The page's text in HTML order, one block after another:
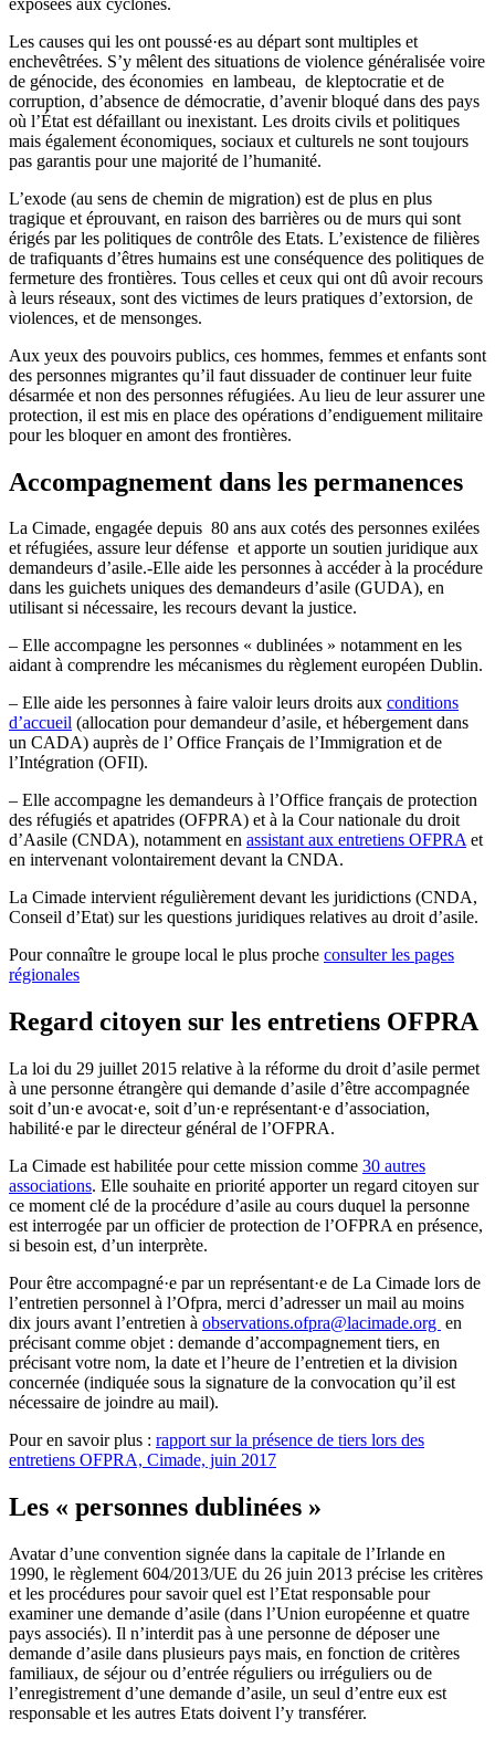
Les causes qui les ont poussé·es au départ sont multiples et
enchevêtrées. S’y mêlent des situations de violence généralisée voire
de génocide, des économies en lambeau, de kleptocratie et de
corruption, d’absence de démocratie, d’avenir bloqué dans des pays
où l’État est défaillant ou inexistant. Les droits civils et politiques
mais également économiques, sociaux et culturels ne sont toujours
pas garantis pour une majorité de l’humanité.
L’exode (au sens de chemin de migration) est de plus en plus
tragique et éprouvant, en raison des barrières ou de murs qui sont
érigés par les politiques de contrôle des Etats. L’existence de filières
de trafiquants d’êtres humains est une conséquence des politiques de
fermeture des frontières. Tous celles et ceux qui ont dû avoir recours
à leurs réseaux, sont des victimes de leurs pratiques d’extorsion, de
violences, et de mensonges.
Aux yeux des pouvoirs publics, ces hommes, femmes et enfants sont
des personnes migrantes qu’il faut dissuader de continuer leur fuite
désarmée et non des personnes réfugiées. Au lieu de leur assurer une
protection, il est mis en place des opérations d’endiguement militaire
pour les bloquer en amont des frontières.
Accompagnement dans les permanences
La Cimade, engagée depuis 80 ans aux cotés des personnes exilées
et réfugiées, assure leur défense et apporte un soutien juridique aux
demandeurs d’asile.-Elle aide les personnes à accéder à la procédure
dans les guichets uniques des demandeurs d’asile (GUDA), en
utilisant si nécessaire, les recours devant la justice.
– Elle accompagne les personnes « dublinées » notamment en les
aidant à comprendre les mécanismes du règlement européen Dublin.
– Elle aide les personnes à faire valoir leurs droits aux conditions
d’accueil (allocation pour demandeur d’asile, et hébergement dans
un CADA) auprès de l’ Office Français de l’Immigration et de
l’Intégration (OFII).
– Elle accompagne les demandeurs à l’Office français de protection
des réfugiés et apatrides (OFPRA) et à la Cour nationale du droit
d’Aasile (CNDA), notamment en assistant aux entretiens OFPRAet
en intervenant volontairement devant la CNDA.
La Cimade intervient régulièrement devant les juridictions (CNDA,
Conseil d’Etat) sur les questions juridiques relatives au droit d’asile.
Pour connaître le groupe local le plus proche consulter les pages
régionales
Regard citoyen sur les entretiens OFPRA
La loi du 29 juillet 2015 relative à la réforme du droit d’asile permet
à une personne étrangère qui demande d’asile d’être accompagnée
soit d’un·e avocat·e, soit d’un·e représentant·e d’association,
habilité·e par le directeur général de l’OFPRA.
La Cimade est habilitée pour cette mission comme 30 autres
associations. Elle souhaite en priorité apporter un regard citoyen sur
ce moment clé de la procédure d’asile au cours duquel la personne
est interrogée par un officier de protection de l’OFPRA en présence,
si besoin est, d’un interprète.
Pour être accompagné·e par un représentant·e de La Cimade lors de
l’entretien personnel à l’Ofpra, merci d’adresser un mail au moins
dix jours avant l’entretien à observations.ofpra@lacimade.org en
précisant comme objet : demande d’accompagnement tiers, en
précisant votre nom, la date et l’heure de l’entretien et la division
concernée (indiquée sous la signature de la convocation qu’il est
nécessaire de joindre au mail).
Pour en savoir plus : rapport sur la présence de tiers lors des
entretiens OFPRA, Cimade, juin 2017
Les « personnes dublinées »
Avatar d’une convention signée dans la capitale de l’Irlande en
1990, le règlement 604/2013/UE du 26 juin 2013 précise les critères
et les procédures pour savoir quel est l’Etat responsable pour
examiner une demande d’asile (dans l’Union européenne et quatre
pays associés). Il n’interdit pas à une personne de déposer une
demande d’asile dans plusieurs pays mais, en fonction de critères
familiaux, de séjour ou d’entrée réguliers ou irréguliers ou de
l’enregistrement d’une demande d’asile, un seul d’entre eux est
responsable et les autres Etats doivent l’y transférer.